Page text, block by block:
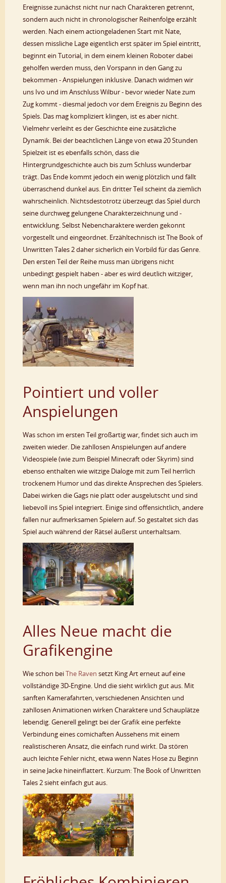
Ereignisse zunächst nicht nur nach Charakteren getrennt,
sondern auch nicht in chronologischer Reihenfolge erzählt
werden. Nach einem actiongeladenen Start mit Nate,
dessen missliche Lage eigentlich erst später im Spiel eintritt,
beginnt ein Tutorial, in dem einem kleinen Roboter dabei
geholfen werden muss, den Vorspann in den Gang zu
bekommen - Anspielungen inklusive. Danach widmen wir
uns Ivo und im Anschluss Wilbur - bevor wieder Nate zum
Zug kommt - diesmal jedoch vor dem Ereignis zu Beginn des
Spiels. Das mag kompliziert klingen, ist es aber nicht.
Vielmehr verleiht es der Geschichte eine zusätzliche
Dynamik. Bei der beachtlichen Länge von etwa 20 Stunden
Spielzeit ist es ebenfalls schön, dass die
Hintergrundgeschichte auch bis zum Schluss wunderbar
trägt. Das Ende kommt jedoch ein wenig plötzlich und fällt
überraschend dunkel aus. Ein dritter Teil scheint da ziemlich
wahrscheinlich. Nichtsdestotrotz überzeugt das Spiel durch
seine durchweg gelungene Charakterzeichnung und -
entwicklung. Selbst Nebencharaktere werden gekonnt
vorgestellt und eingeordnet. Erzähltechnisch ist The Book of
Unwritten Tales 2 daher sicherlich ein Vorbild für das Genre.
Den ersten Teil der Reihe muss man übrigens nicht
unbedingt gespielt haben - aber es wird deutlich witziger,
wenn man ihn noch ungefähr im Kopf hat.
Pointiert und voller
Anspielungen
Was schon im ersten Teil großartig war, findet sich auch im
zweiten wieder. Die zahllosen Anspielungen auf andere
Videospiele (wie zum Beispiel Minecraft oder Skyrim) sind
ebenso enthalten wie witzige Dialoge mit zum Teil herrlich
trockenem Humor und das direkte Ansprechen des Spielers.
Dabei wirken die Gags nie platt oder ausgelutscht und sind
liebevoll ins Spiel integriert. Einige sind offensichtlich, andere
fallen nur aufmerksamen Spielern auf. So gestaltet sich das
Spiel auch während der Rätsel äußerst unterhaltsam.
Alles Neue macht die
Grafikengine
Wie schon beiThe Raven setzt King Art erneut auf eine
vollständige 3D-Engine. Und die sieht wirklich gut aus. Mit
sanften Kamerafahrten, verschiedenen Ansichten und
zahllosen Animationen wirken Charaktere und Schauplätze
lebendig. Generell gelingt bei der Grafik eine perfekte
Verbindung eines comichaften Aussehens mit einem
realistischeren Ansatz, die einfach rund wirkt. Da stören
auch leichte Fehler nicht, etwa wenn Nates Hose zu Beginn
in seine Jacke hineinflattert. Kurzum: The Book of Unwritten
Tales 2 sieht einfach gut aus.